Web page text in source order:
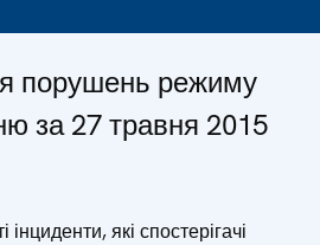
порушень режиму
за 27 травня 2015
які спостерігачі